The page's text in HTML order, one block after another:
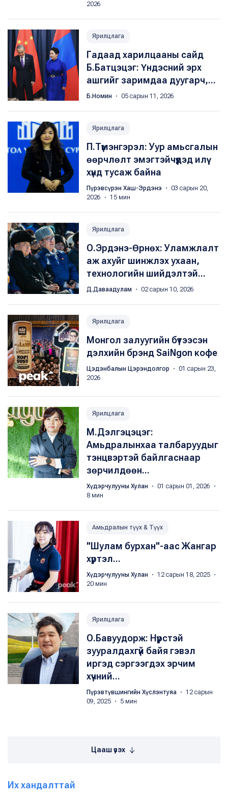
2026
Ярилцлага
Гадаад харилцааны сайд
Б.Батцэцэг: Үндэсний эрх
ашгийг заримдаа дуугарч,...
Б.Номин ・ 05 сарын 11, 2026
Ярилцлага
П.Түмэнгэрэл: Уур амьсгалын
өөрчлөлт эмэгтэйчүүдэд илүү
хүнд тусаж байна
Пүрэвсүрэн Хаш-Эрдэнэ
・ 03 сарын 20,
2026 ・ 15 мин
Ярилцлага
О.Эрдэнэ-Өрнөх: Уламжлалт
аж ахуйг шинжлэх ухаан,
технологийн шийдэлтэй...
Д.Даваадулам ・ 02 сарын 10, 2026
Ярилцлага
Монгол залуугийн бүтээсэн
дэлхийн брэнд SaiNgon кофе
Цэдэнбалын Цэрэндолгор
・ 01 сарын 23,
2026
Ярилцлага
М.Дэлгэцэцэг:
Амьдралынхаа талбаруудыг
тэнцвэртэй байлгаснаар
зөрчилдөөн...
Хүдэрчулууны Хулан
・ 01 сарын 01, 2026 ・
8 мин
Амьдралын түүх & Түүх
"Шулам бурхан"-аас Жангар
хүртэл...
Хүдэрчулууны Хулан
・ 12 сарын 18, 2025 ・
20 мин
Ярилцлага
О.Бавуудорж: Нүүрстэй
зууралдахгүй байя гэвэл
иргэд сэргээгдэх эрчим
хүчний...
Пүрэвтүвшингийн Хүслэнтуяа ・ 12 сарын
09, 2025 ・ 5 мин
Цааш үзэх
Их хандалттай